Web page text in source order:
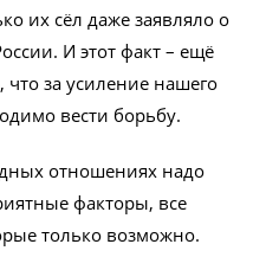
их сёл даже заявляло о
И этот факт – ещё
что за усиление нашего
вести борьбу.
отношениях надо
факторы, все
только возможно.